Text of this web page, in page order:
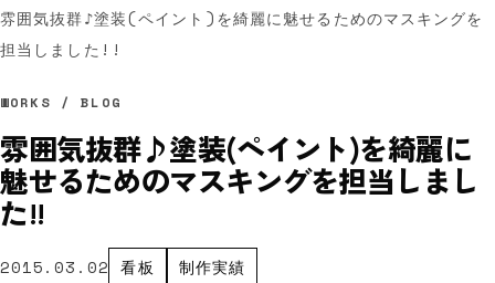
雰囲気抜群♪塗装(ペイント)を綺麗に魅せるためのマスキングを
担当しました!!
WORKS / BLOG
雰囲気抜群♪塗装(ペイント)を綺麗に
魅せるためのマスキングを担当しまし
た!!
2015.03.02 看板 制作実績